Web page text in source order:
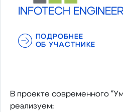
INFOTECH
ПОДРОБНЕЕ
ОБ УЧАСТНИКЕ
В проекте современного
реализуем: